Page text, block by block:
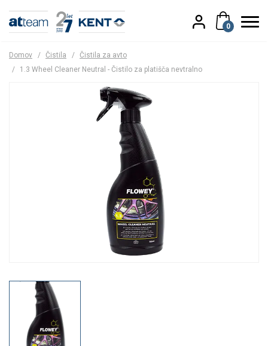
0
Domov / Čistila / Čistila za avto
/
1.3 Wheel Cleaner Neutral - Čistilo za platišča nevtralno